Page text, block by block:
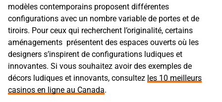
modèles contemporains proposent différentes
configurations avec un nombre variable de portes et de
tiroirs. Pour ceux qui recherchent l’originalité, certains
aménagements présentent des espaces ouverts où les
designers s’inspirent de configurations ludiques et
innovantes. Si vous souhaitez avoir des exemples de
décors ludiques et innovants, consultez les 10 meilleurs
casinos en ligne au Canada.